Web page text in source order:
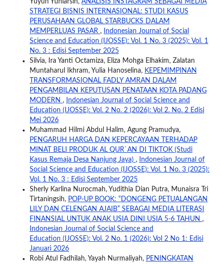
STRATEGI BISNIS INTERNASIONAL: STUDI KASUS
PERUSAHAAN GLOBAL STARBUCKS DALAM
MEMPERLUAS PASAR ,
Indonesian Journal of Social
Science and Education (IJOSSE): Vol. 1 No. 3 (2025): Vol. 1
No. 3 : Edisi September 2025
Silvia, Ira Yanti Octamiza, Eliza Mohga Elhakim, Zalatan
Muntaharul Ikhram, Yulia Hanoselina, KEPEMIMPINAN
TRANSFORMASIONAL FADLY AMRAN DALAM
PENGAMBILAN KEPUTUSAN PENATAAN KOTA PADANG
MODERN ,
Indonesian Journal of Social Science and
Education (IJOSSE): Vol. 2 No. 2 (2026): Vol 2. No. 2 Edisi
Mei 2026
Muhammad Hilmi Abdul Halim, Agung Pramudya,
PENGARUH HARGA DAN KEPERCAYAAN TERHADAP
MINAT BELI PRODUK AL QUR`AN DI TIKTOK (Studi
Kasus Remaja Desa Nanjung Jaya) ,
Indonesian Journal of
Social Science and Education (IJOSSE): Vol. 1 No. 3 (2025):
Vol. 1 No. 3 : Edisi September 2025
Sherly Karlina Nurocmah, Yudithia Dian Putra, Munaisra Tri
Tirtaningsih, POP-UP BOOK: “DONGENG PETUALANGAN
LILY DAN CELENGAN AJAIB” SEBAGAI MEDIA LITERASI
FINANSIAL UNTUK ANAK USIA DINI USIA 5-6 TAHUN ,
Indonesian Journal of Social Science and
Education (IJOSSE): Vol. 2 No. 1 (2026): Vol 2 No 1: Edisi
Januari 2026
Robi Atul Fadhilah, Yayah Nurmaliyah, PENINGKATAN